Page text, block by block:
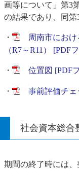
画等について」第3
の結果であり、同第
・
周南市にお
（R7～R11） [PDF
・ 位置図 [PDF
・ 事前評価チ
社会資本総合
期間の終了時には